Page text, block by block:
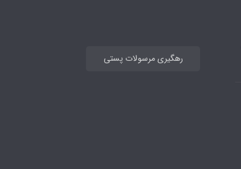
رهگیری مرسولات پستی